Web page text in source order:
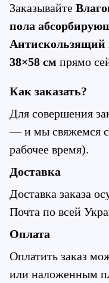
Заказывайте
пола
Антискользящий
38×58 см прямо
Как заказать?
Для совершения
— и мы свяжемся с
рабочее время).
Доставка
Доставка заказа
Почта по всей
Оплата
Оплатить заказ
или наложенным